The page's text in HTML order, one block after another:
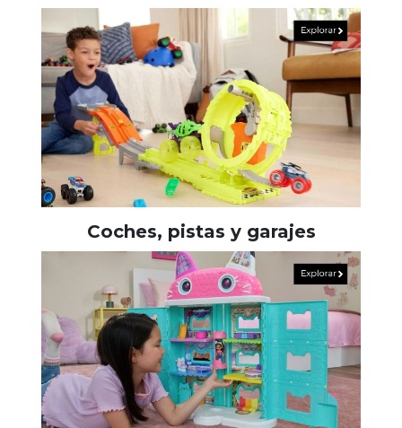
Coches, pistas y garajes